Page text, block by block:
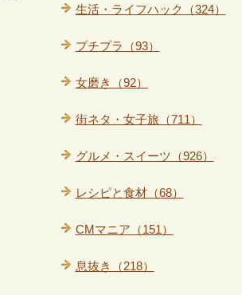
生活・ライフハック（324）
プチプラ（93）
女磨き（92）
街ネタ・女子旅（711）
グルメ・スイーツ（926）
レシピと食材（68）
CMマニア（151）
息抜き（218）